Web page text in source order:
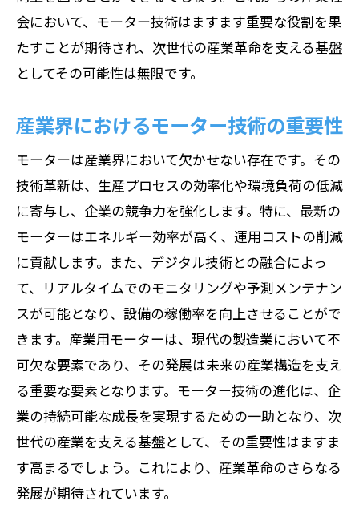
モーターの進化が支える労働力の効率化
労働力不足を解決するモーターの革新
モーター技術による労働環境の改善
会において、モーター技術はますます重要な役割を果
たすことが期待され、次世代の産業革命を支える基盤
としてその可能性は無限です。
産業界におけるモーター技術の重要性
モーターは産業界において欠かせない存在です。その
技術革新は、生産プロセスの効率化や環境負荷の低減
に寄与し、企業の競争力を強化します。特に、最新の
モーターはエネルギー効率が高く、運用コストの削減
に貢献します。また、デジタル技術との融合によっ
て、リアルタイムでのモニタリングや予測メンテナン
スが可能となり、設備の稼働率を向上させることがで
きます。産業用モーターは、現代の製造業において不
可欠な要素であり、その発展は未来の産業構造を支え
る重要な要素となります。モーター技術の進化は、企
業の持続可能な成長を実現するための一助となり、次
世代の産業を支える基盤として、その重要性はますま
す高まるでしょう。これにより、産業革命のさらなる
発展が期待されています。